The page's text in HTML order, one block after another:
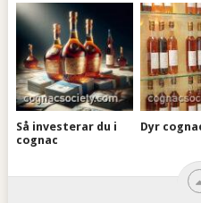
Så investerar du i
cognac
Dyr